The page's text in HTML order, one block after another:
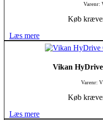
Varenr:
Køb
Læs mere
Vikan
Varenr:
Køb
Læs mere